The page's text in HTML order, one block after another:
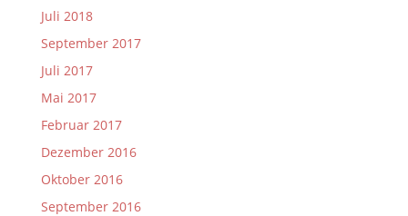
Juli 2018
September 2017
Juli 2017
Mai 2017
Februar 2017
Dezember 2016
Oktober 2016
September 2016